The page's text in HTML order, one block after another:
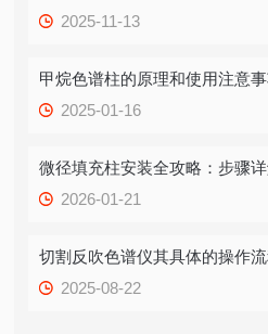
2025-11-13
甲烷色谱柱的原理和使用注意
2025-01-16
微径填充柱安装全攻略：步骤详
2026-01-21
切割反吹色谱仪其具体的操作
2025-08-22